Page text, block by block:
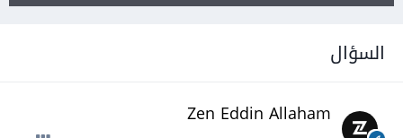
السؤال
Zen Eddin Allaham